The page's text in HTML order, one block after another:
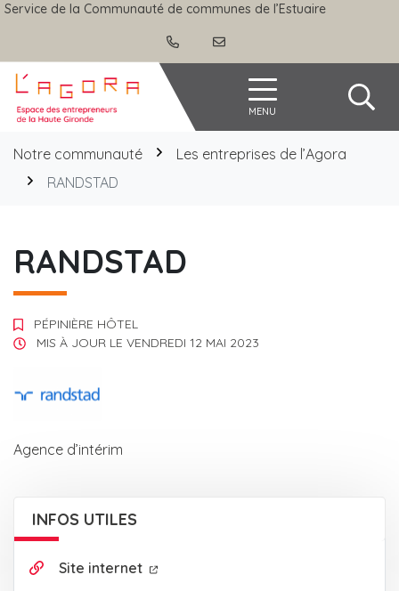
Gestion des traceurs
Aller
Service de la Communauté de communes de l’Estuaire
Agora MENU
Notre communauté
Les entreprises de l’Agora
RANDSTAD
RANDSTAD
PÉPINIÈRE HÔTEL
MIS À JOUR LE VENDREDI 12 MAI 2023
Agence d’intérim
INFOS UTILES
Site internet